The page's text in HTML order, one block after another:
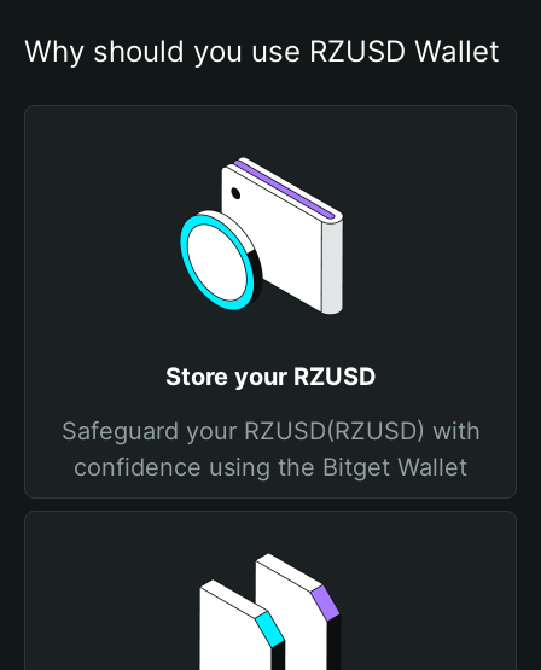
Why should you use RZUSD Wallet
Store your RZUSD
Safeguard your RZUSD(RZUSD) with
confidence using the Bitget Wallet